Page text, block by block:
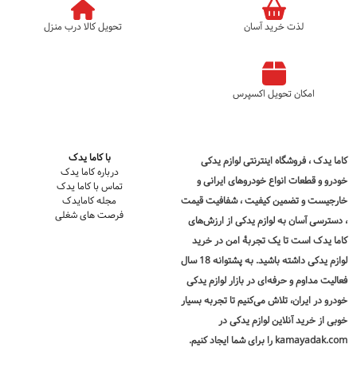
لذت خرید آسان تحویل کالا درب منزل
امکان تحویل اکسپرس
کاما یدک، فروشگاه اینترنتی لوازم یدکی
خودرو و قطعات انواع خودروهای ایرانی و
خارجیست و تضمین کیفیت ، شفافیت قیمت
، دسترسی آسان به لوازم یدکی از ارزش‌های
کاما یدک است تا یک تجربۀ امن درخرید
لوازم یدکی
داشته باشید. به پشتوانه 18 سال
فعالیت مداوم و حرفه‌ای در بازار لوازم یدکی
خودرو در ایران، تلاش می‌کنیم تا تجربه بسیار
خوبی از خرید آنلاین لوازم یدکی در
kamayadak.com را برای شما ایجاد کنیم.
با کاما یدک
درباره کاما یدک
تماس با کاما یدک
مجله کامایدک
فرصت های شغلی